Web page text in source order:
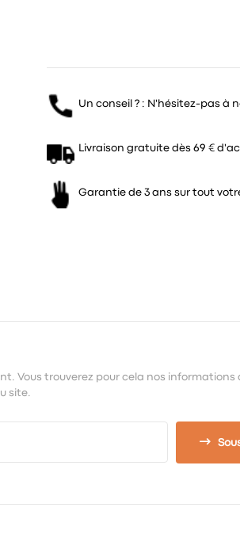
Un conseil ? : N'hésitez-pas à
Livraison gratuite dès 69 €
Garantie de 3 ans sur tout
Vous trouverez pour cela nos informations
site.